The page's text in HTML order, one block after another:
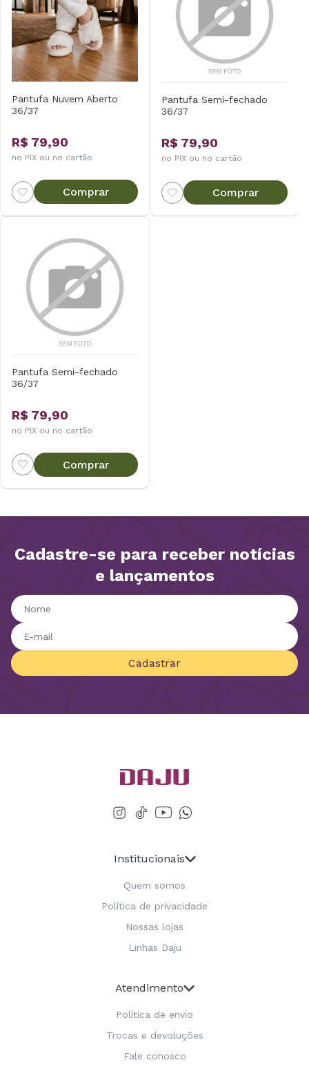
Pantufa Nuvem Aberto
36/37
R$ 79,90
no PIX ou no cartão
Comprar
Pantufa Semi-fechado
36/37
R$ 79,90
no PIX ou no cartão
Comprar
Pantufa Semi-fechado
36/37
R$ 79,90
no PIX ou no cartão
Comprar
Cadastre-se para receber notícias
e lançamentos
Cadastrar
Institucionais
Quem somos
Política de privacidade
Nossas lojas
Linhas Daju
Atendimento
Política de envio
Trocas e devoluções
Fale conosco